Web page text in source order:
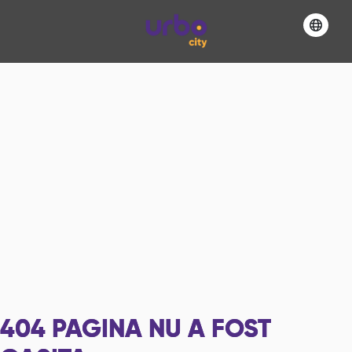
404 PAGINA NU A FOST